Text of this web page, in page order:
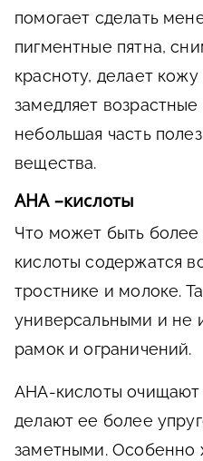
помогает сделать
пигментные пятна,
красноту, делает
замедляет
небольшая часть
вещества.
АНА –кислоты
Что может быть более
кислоты содержатся
тростнике и молоке.
универсальными и не
рамок и ограничений.
АНА-кислоты
делают ее более
заметными. Особенно